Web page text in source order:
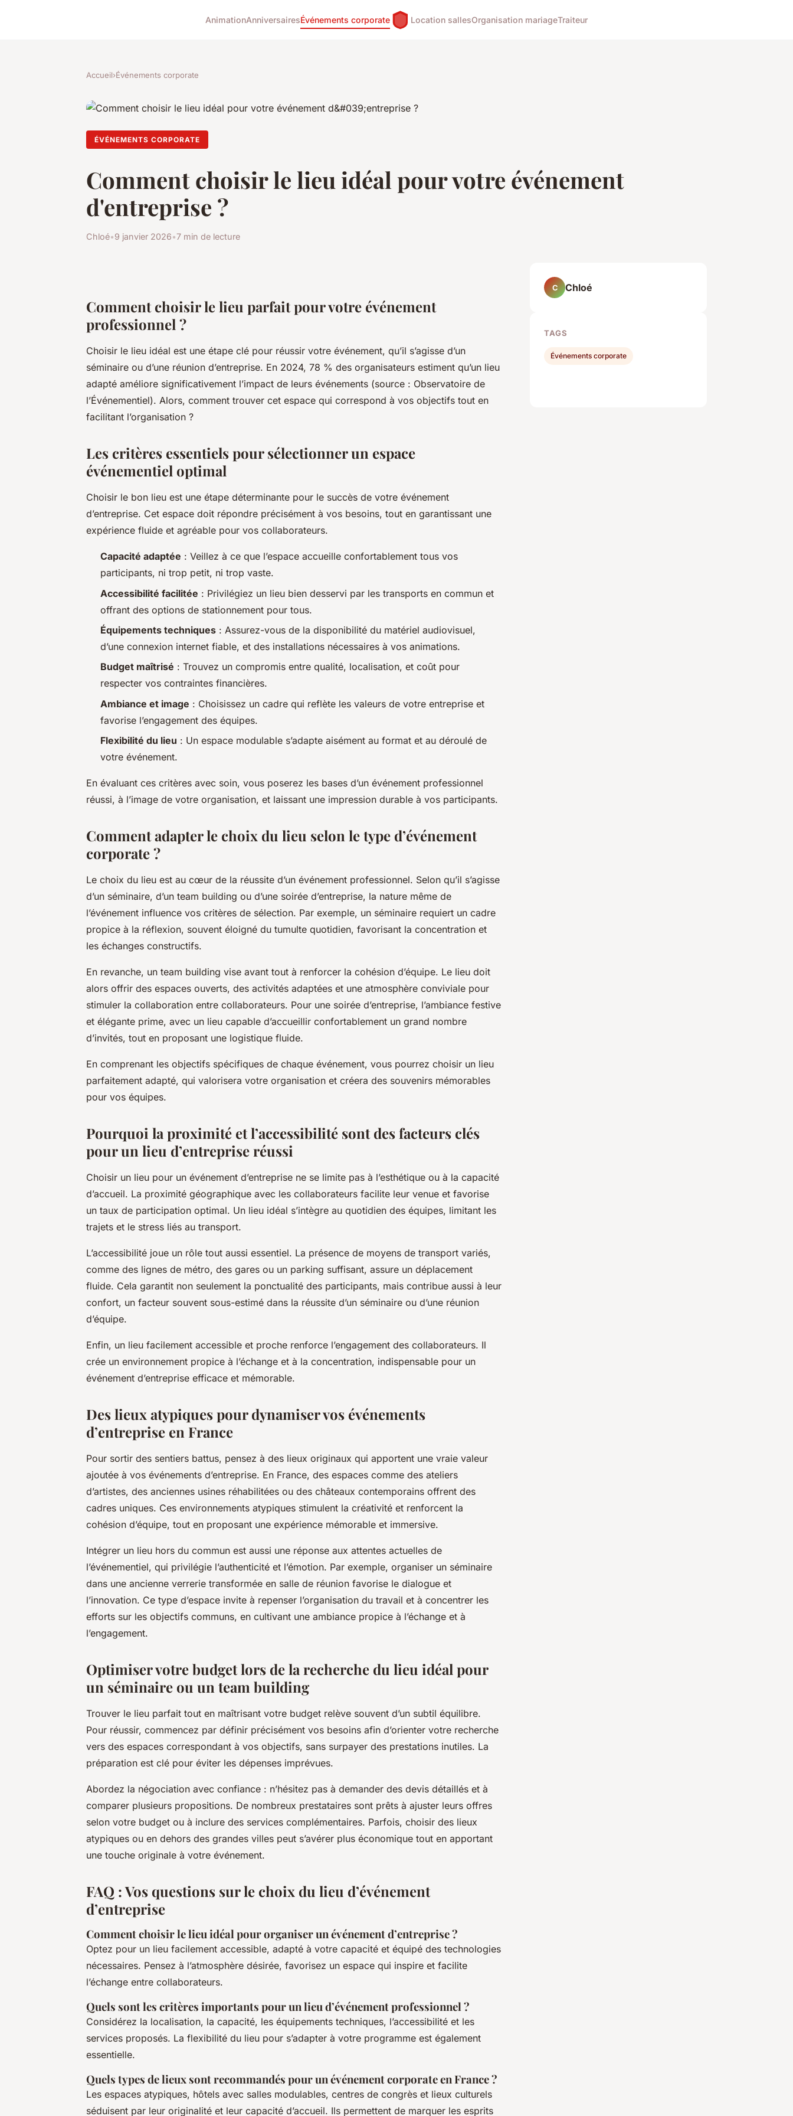
AnimationAnniversairesÉvénements corporate Location sallesOrganisation mariageTraiteur
Accueil›Événements corporate
ÉVÉNEMENTS CORPORATE
Comment choisir le lieu idéal pour votre événement
d'entreprise ?
Chloé•9 janvier 2026•7 min de lecture
Comment choisir le lieu parfait pour votre événement
professionnel ?
Choisir le lieu idéal est une étape clé pour réussir votre événement, qu’il s’agisse d’un
séminaire ou d’une réunion d’entreprise. En 2024, 78 % des organisateurs estiment qu’un lieu
adapté améliore significativement l’impact de leurs événements (source : Observatoire de
l’Événementiel). Alors, comment trouver cet espace qui correspond à vos objectifs tout en
facilitant l’organisation ?
Les critères essentiels pour sélectionner un espace
événementiel optimal
Choisir le bon lieu est une étape déterminante pour le succès de votre événement
d’entreprise. Cet espace doit répondre précisément à vos besoins, tout en garantissant une
expérience fluide et agréable pour vos collaborateurs.
Capacité adaptée : Veillez à ce que l’espace accueille confortablement tous vos
participants, ni trop petit, ni trop vaste.
Accessibilité facilitée : Privilégiez un lieu bien desservi par les transports en commun et
offrant des options de stationnement pour tous.
Équipements techniques : Assurez-vous de la disponibilité du matériel audiovisuel,
d’une connexion internet fiable, et des installations nécessaires à vos animations.
Budget maîtrisé : Trouvez un compromis entre qualité, localisation, et coût pour
respecter vos contraintes financières.
Ambiance et image : Choisissez un cadre qui reflète les valeurs de votre entreprise et
favorise l’engagement des équipes.
Flexibilité du lieu : Un espace modulable s’adapte aisément au format et au déroulé de
votre événement.
En évaluant ces critères avec soin, vous poserez les bases d’un événement professionnel
réussi, à l’image de votre organisation, et laissant une impression durable à vos participants.
Comment adapter le choix du lieu selon le type d’événement
corporate ?
Le choix du lieu est au cœur de la réussite d’un événement professionnel. Selon qu’il s’agisse
d’un séminaire, d’un team building ou d’une soirée d’entreprise, la nature même de
l’événement influence vos critères de sélection. Par exemple, un séminaire requiert un cadre
propice à la réflexion, souvent éloigné du tumulte quotidien, favorisant la concentration et
les échanges constructifs.
En revanche, un team building vise avant tout à renforcer la cohésion d’équipe. Le lieu doit
alors offrir des espaces ouverts, des activités adaptées et une atmosphère conviviale pour
stimuler la collaboration entre collaborateurs. Pour une soirée d’entreprise, l’ambiance festive
et élégante prime, avec un lieu capable d’accueillir confortablement un grand nombre
d’invités, tout en proposant une logistique fluide.
En comprenant les objectifs spécifiques de chaque événement, vous pourrez choisir un lieu
parfaitement adapté, qui valorisera votre organisation et créera des souvenirs mémorables
pour vos équipes.
Pourquoi la proximité et l’accessibilité sont des facteurs clés
pour un lieu d’entreprise réussi
Choisir un lieu pour un événement d’entreprise ne se limite pas à l’esthétique ou à la capacité
d’accueil. La proximité géographique avec les collaborateurs facilite leur venue et favorise
un taux de participation optimal. Un lieu idéal s’intègre au quotidien des équipes, limitant les
trajets et le stress liés au transport.
L’accessibilité joue un rôle tout aussi essentiel. La présence de moyens de transport variés,
comme des lignes de métro, des gares ou un parking suffisant, assure un déplacement
fluide. Cela garantit non seulement la ponctualité des participants, mais contribue aussi à leur
confort, un facteur souvent sous-estimé dans la réussite d’un séminaire ou d’une réunion
d’équipe.
Enfin, un lieu facilement accessible et proche renforce l’engagement des collaborateurs. Il
crée un environnement propice à l’échange et à la concentration, indispensable pour un
événement d’entreprise efficace et mémorable.
Des lieux atypiques pour dynamiser vos événements
d’entreprise en France
Pour sortir des sentiers battus, pensez à des lieux originaux qui apportent une vraie valeur
ajoutée à vos événements d’entreprise. En France, des espaces comme des ateliers
d’artistes, des anciennes usines réhabilitées ou des châteaux contemporains offrent des
cadres uniques. Ces environnements atypiques stimulent la créativité et renforcent la
cohésion d’équipe, tout en proposant une expérience mémorable et immersive.
Intégrer un lieu hors du commun est aussi une réponse aux attentes actuelles de
l’événementiel, qui privilégie l’authenticité et l’émotion. Par exemple, organiser un séminaire
dans une ancienne verrerie transformée en salle de réunion favorise le dialogue et
l’innovation. Ce type d’espace invite à repenser l’organisation du travail et à concentrer les
efforts sur les objectifs communs, en cultivant une ambiance propice à l’échange et à
l’engagement.
Optimiser votre budget lors de la recherche du lieu idéal pour
un séminaire ou un team building
Trouver le lieu parfait tout en maîtrisant votre budget relève souvent d’un subtil équilibre.
Pour réussir, commencez par définir précisément vos besoins afin d’orienter votre recherche
vers des espaces correspondant à vos objectifs, sans surpayer des prestations inutiles. La
préparation est clé pour éviter les dépenses imprévues.
Abordez la négociation avec confiance : n’hésitez pas à demander des devis détaillés et à
comparer plusieurs propositions. De nombreux prestataires sont prêts à ajuster leurs offres
selon votre budget ou à inclure des services complémentaires. Parfois, choisir des lieux
atypiques ou en dehors des grandes villes peut s’avérer plus économique tout en apportant
une touche originale à votre événement.
FAQ : Vos questions sur le choix du lieu d’événement
d’entreprise
Comment choisir le lieu idéal pour organiser un événement d’entreprise ?
Optez pour un lieu facilement accessible, adapté à votre capacité et équipé des technologies
nécessaires. Pensez à l’atmosphère désirée, favorisez un espace qui inspire et facilite
l’échange entre collaborateurs.
Quels sont les critères importants pour un lieu d’événement professionnel ?
Considérez la localisation, la capacité, les équipements techniques, l’accessibilité et les
services proposés. La flexibilité du lieu pour s’adapter à votre programme est également
essentielle.
Quels types de lieux sont recommandés pour un événement corporate en France ?
Les espaces atypiques, hôtels avec salles modulables, centres de congrès et lieux culturels
séduisent par leur originalité et leur capacité d’accueil. Ils permettent de marquer les esprits
C Chloé
TAGS
Événements corporate